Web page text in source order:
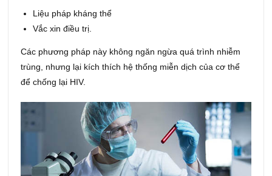
Liệu pháp kháng thể
Vắc xin điều trị.
Các phương pháp này không ngăn ngừa quá trình nhiễm
trùng, nhưng lại kích thích hệ thống miễn dịch của cơ thể
để chống lại HIV.